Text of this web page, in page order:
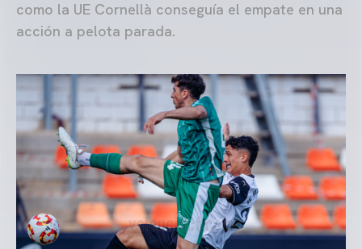
como la UE Cornellà conseguía el empate en una
acción a pelota parada.